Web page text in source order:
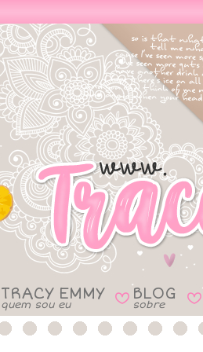
TRACY EMMY
quem sou eu B BLOG
sobre B